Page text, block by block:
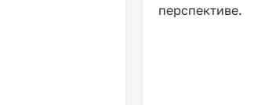
перспективе.